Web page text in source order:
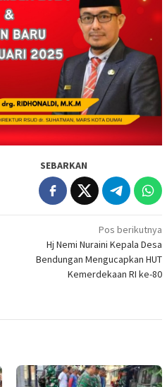
SEBARKAN
Pos berikutnya
Hj Nemi Nuraini Kepala Desa
Bendungan Mengucapkan HUT
Kemerdekaan RI ke-80